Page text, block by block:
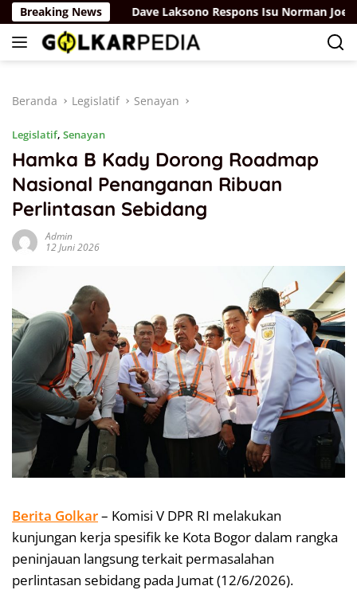
Langsung
ke
konten
Breaking NewsDave Laksono Respons Isu Norman Joesoef
Beranda Legislatif Senayan
Legislatif, Senayan
Hamka B Kady Dorong Roadmap
Nasional Penanganan Ribuan
Perlintasan Sebidang
Admin
12 Juni 2026
Berita Golkar– Komisi V DPR RI melakukan
kunjungan kerja spesifik ke Kota Bogor dalam rangka
peninjauan langsung terkait permasalahan
perlintasan sebidang pada Jumat (12/6/2026).